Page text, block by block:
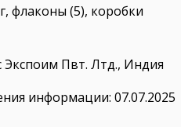
флаконы (5), коробки
Пвт. Лтд., Индия
информации: 07.07.2025